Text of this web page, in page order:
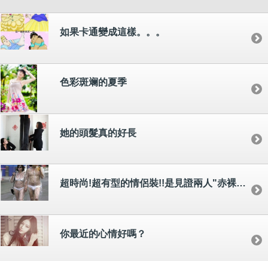
如果卡通變成這樣。。。
色彩斑斓的夏季
她的頭髮真的好長
超時尚!超有型的情侶裝!!是見證兩人"赤裸裸"的愛情最好的穿搭~~我都好想要擁有
你最近的心情好嗎？